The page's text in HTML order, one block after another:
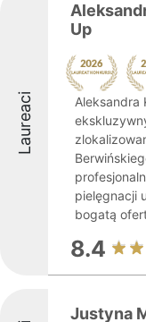
Laureaci
Up
Aleksandra
pielęgnacji
bogatą
8.4
Justyna